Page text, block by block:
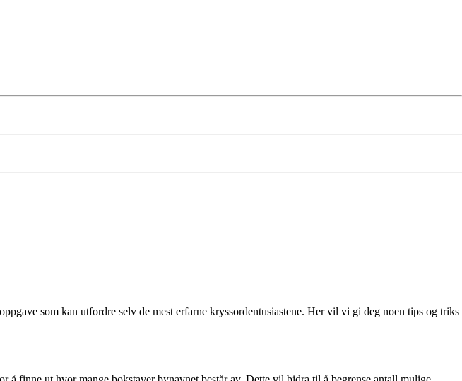
som kan utfordre selv de mest erfarne kryssordentusiastene. Her vil vi gi deg noen tips og triks